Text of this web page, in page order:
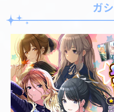
ガ